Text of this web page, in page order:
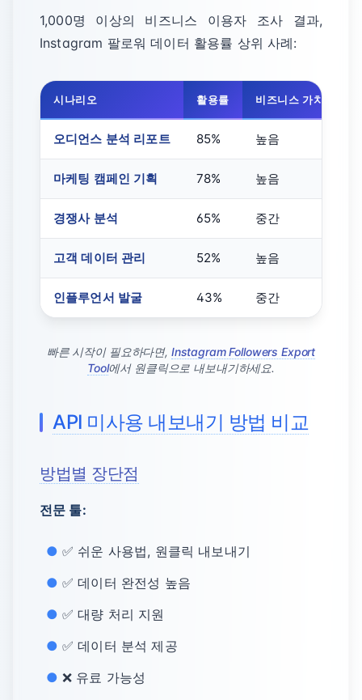
1,000명 이상의 비즈니스 이용자 조사 결과,
Instagram 팔로워 데이터 활용률 상위 사례:
시나리오 활용률 비즈니스 가치
오디언스 분석 리포트 85% 높음
마케팅 캠페인 기획 78% 높음
경쟁사 분석 65% 중간
고객 데이터 관리 52% 높음
인플루언서 발굴 43% 중간
빠른 시작이 필요하다면, Instagram Followers Export
Tool에서 원클릭으로 내보내기하세요.
API 미사용 내보내기 방법 비교
방법별 장단점
전문 툴:
✅ 쉬운 사용법, 원클릭 내보내기
✅ 데이터 완전성 높음
✅ 대량 처리 지원
✅ 데이터 분석 제공
❌ 유료 가능성